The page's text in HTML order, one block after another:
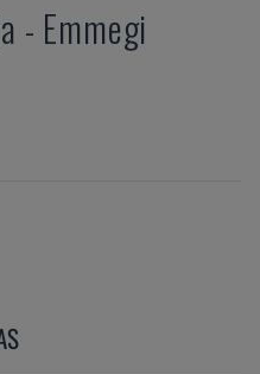
- Emmegi